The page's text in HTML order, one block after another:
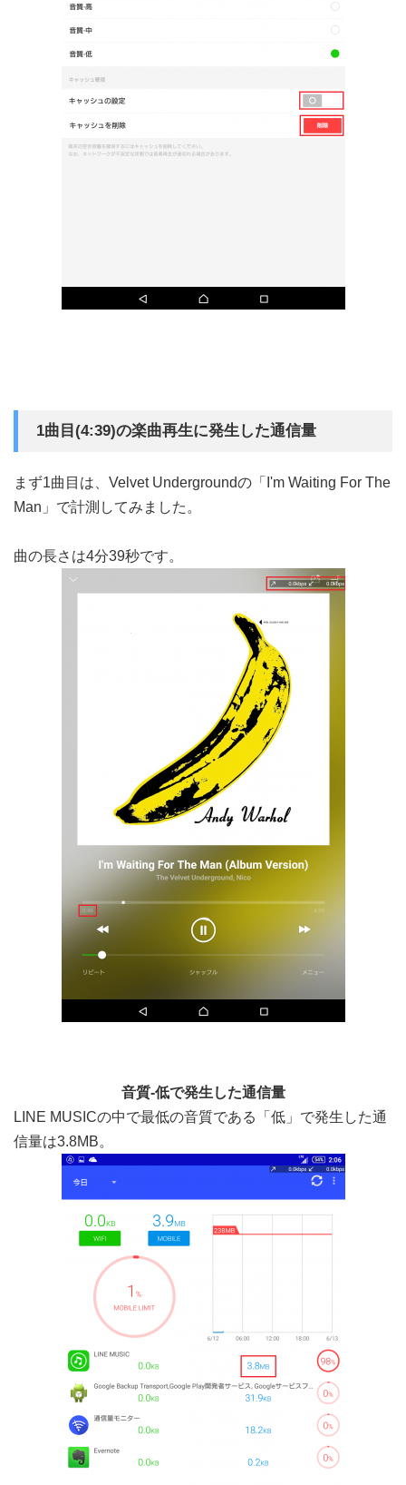
1曲目(4:39)の楽曲再生に発生した通信量
まず1曲目は、Velvet Undergroundの「I'm Waiting For The
Man」で計測してみました。
曲の長さは4分39秒です。
音質-低で発生した通信量
LINE MUSICの中で最低の音質である「低」で発生した通
信量は3.8MB。